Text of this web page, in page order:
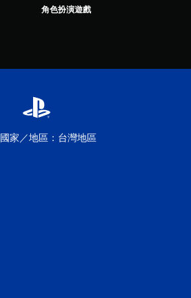
角色扮演遊戲
國家／地區：台灣地區